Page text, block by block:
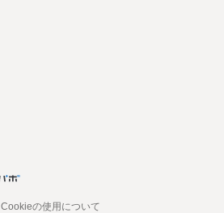
Cookieの使用について